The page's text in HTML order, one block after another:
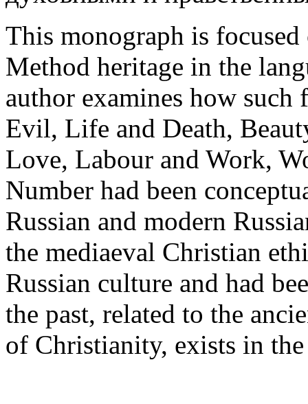
This monograph is
Method heritage in the
author examines how such
Evil, Life and Death,
Love, Labour and Work,
Number had been
Russian and modern
the mediaeval Christian
Russian culture and had
the past, related to the
of Christianity, exists in